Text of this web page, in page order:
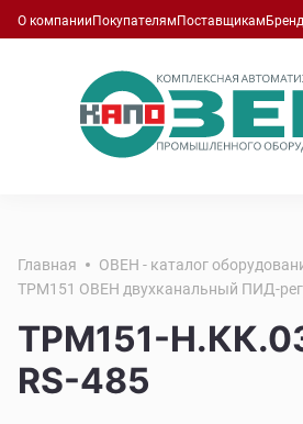
О компании Покупателям Поставщикам
Главная ОВЕН - каталог
ТРМ151 ОВЕН двухканальный ПИД-
ТРМ151-
RS-485